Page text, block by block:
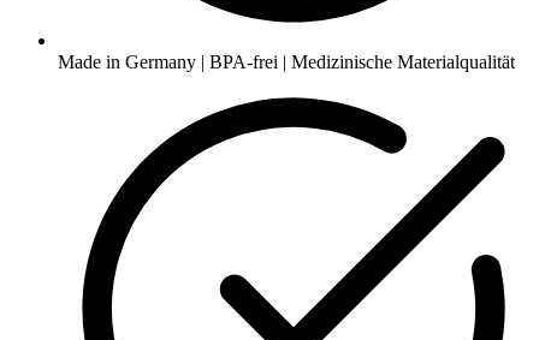
Made in Germany | BPA-frei | Medizinische Materialqualität